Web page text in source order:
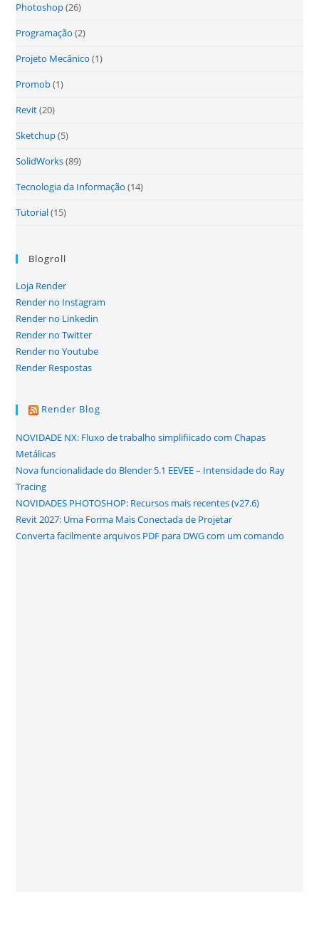
Photoshop(26)
Programação (2)
Projeto Mecânico (1)
Promob(1)
Revit(20)
Sketchup(5)
SolidWorks(89)
Tecnologia da Informação (14)
Tutorial(15)
Blogroll
Loja Render
Render no Instagram
Render no Linkedin
Render no Twitter
Render no Youtube
Render Respostas
Render Blog
NOVIDADE NX: Fluxo de trabalho simplifiicado com Chapas
Metálicas
Nova funcionalidade do Blender 5.1 EEVEE – Intensidade do Ray
Tracing
NOVIDADES PHOTOSHOP: Recursos mais recentes (v27.6)
Revit 2027: Uma Forma Mais Conectada de Projetar
Converta facilmente arquivos PDF para DWG com um comando